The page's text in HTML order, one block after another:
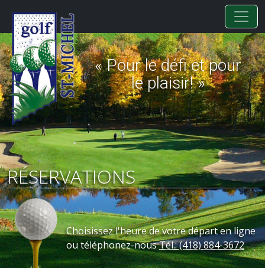
« Pour le défi et pour
le plaisir! »
RÉSERVATIONS
Choisissez l'heure de votre départ en ligne
ou téléphonez-nousTél.: (418) 884-3672